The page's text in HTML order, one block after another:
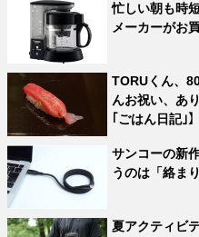
忙しい朝も時
メーカーがお
TORUくん、
んお祝い、あ
｢ごはん日記｣】
サンコーの新
うのは「絡ま
夏アクティビ